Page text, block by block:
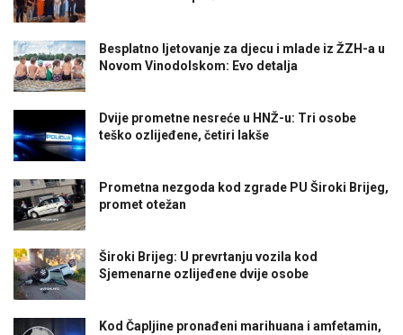
Besplatno ljetovanje za djecu i mlade iz ŽZH-a u
Novom Vinodolskom: Evo detalja
Dvije prometne nesreće u HNŽ-u: Tri osobe
teško ozlijeđene, četiri lakše
Prometna nezgoda kod zgrade PU Široki Brijeg,
promet otežan
Široki Brijeg: U prevrtanju vozila kod
Sjemenarne ozlijeđene dvije osobe
Kod Čapljine pronađeni marihuana i amfetamin,